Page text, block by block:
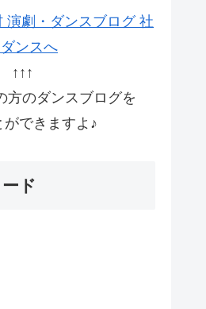
↑↑↑
方のダンスブログを
ができますよ♪
ド